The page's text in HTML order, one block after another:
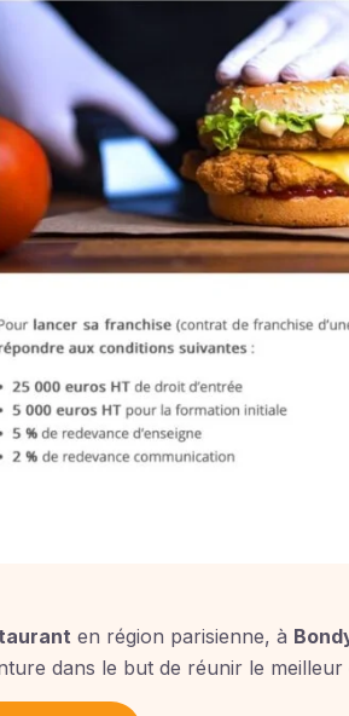
en région parisienne, à
dans le but de réunir le